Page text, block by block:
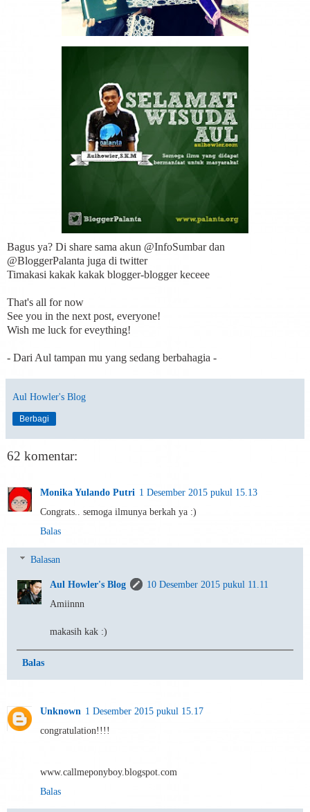
Bagus ya? Di share sama akun @InfoSumbar dan
@BloggerPalanta juga di twitter
Timakasi kakak kakak blogger-blogger keceee
That's all for now
See you in the next post, everyone!
Wish me luck for eveything!
- Dari Aul tampan mu yang sedang berbahagia -
Aul Howler's Blog
Berbagi
62 komentar:
Monika Yulando Putri 1 Desember 2015 pukul 15.13
Congrats.. semoga ilmunya berkah ya :)
Balas
Balasan
Aul Howler's Blog
10 Desember 2015 pukul 11.11
Amiinnn
makasih kak :)
Balas
Unknown 1 Desember 2015 pukul 15.17
congratulation!!!!
www.callmeponyboy.blogspot.com
Balas